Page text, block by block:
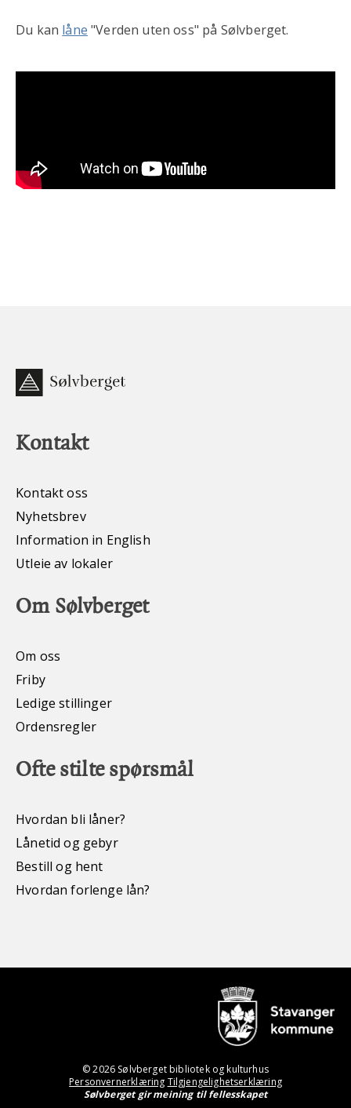
Du kan låne "Verden uten oss" på Sølvberget.
Kontakt
Kontakt oss
Nyhetsbrev
Information in English
Utleie av lokaler
Om Sølvberget
Om oss
Friby
Ledige stillinger
Ordensregler
Ofte stilte spørsmål
Hvordan bli låner?
Lånetid og gebyr
Bestill og hent
Hvordan forlenge lån?
© 2026 Sølvberget bibliotek og kulturhus
Personvernerklæring Tilgjengelighetserklæring
Sølvberget gir meining til fellesskapet